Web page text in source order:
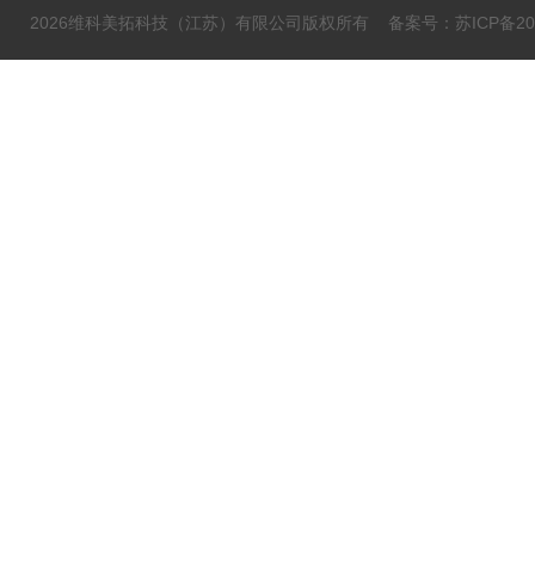
2026维科美拓科技（江苏）有限公司版权所有 备案号：苏ICP备